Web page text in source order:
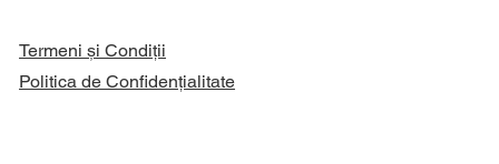
Termeni și Condiții
Politica de Confidențialitate